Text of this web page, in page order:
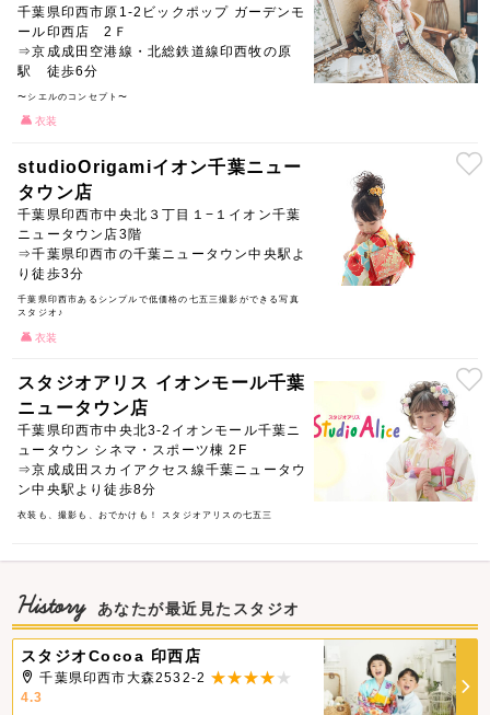
千葉県印西市原1-2ビックポップ ガーデンモ
ール印西店 2Ｆ
⇒京成成田空港線・北総鉄道線印西牧の原
駅 徒歩6分
〜シエルのコンセプト〜
衣装
studioOrigamiイオン千葉ニュー
タウン店
千葉県印西市中央北３丁目１−１イオン千葉
ニュータウン店3階
⇒千葉県印西市の千葉ニュータウン中央駅よ
り徒歩3分
千葉県印西市あるシンプルで低価格の七五三撮影ができる写真
スタジオ♪
衣装
スタジオアリス イオンモール千葉
ニュータウン店
千葉県印西市中央北3-2イオンモール千葉ニ
ュータウン シネマ・スポーツ棟 2F
⇒京成成田スカイアクセス線千葉ニュータウ
ン中央駅より徒歩8分
衣装も、撮影も、おでかけも！ スタジオアリスの七五三
History あなたが最近見たスタジオ
スタジオCocoa 印西店
千葉県印西市大森2532-2
4.3